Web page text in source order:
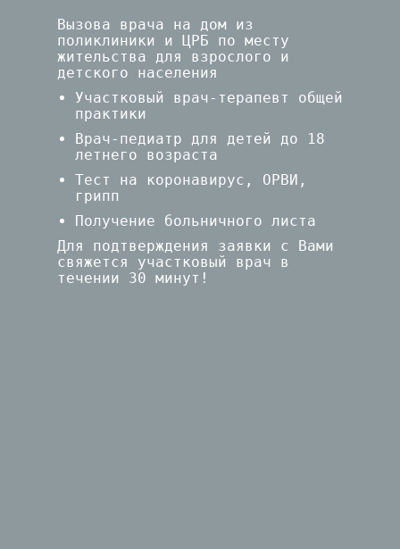
Вызова врача на дом из
поликлиники и ЦРБ по месту
жительства для взрослого и
детского населения
Участковый врач-терапевт общей
практики
Врач-педиатр для детей до 18
летнего возраста
Тест на коронавирус, ОРВИ,
грипп
Получение больничного листа
Для подтверждения заявки с Вами
свяжется участковый врач в
течении 30 минут!